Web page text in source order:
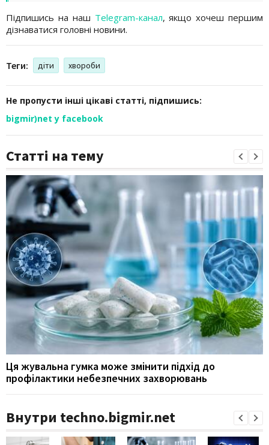
Підпишись на наш Telegram-канал, якщо хочеш першим
дізнаватися головні новини.
Теги: діти хвороби
Не пропусти інші цікаві статті, підпишись:
bigmir)net у facebook
Статті на тему
Ця жувальна гумка може змінити підхід до
профілактики небезпечних захворювань
Внутри techno.bigmir.net